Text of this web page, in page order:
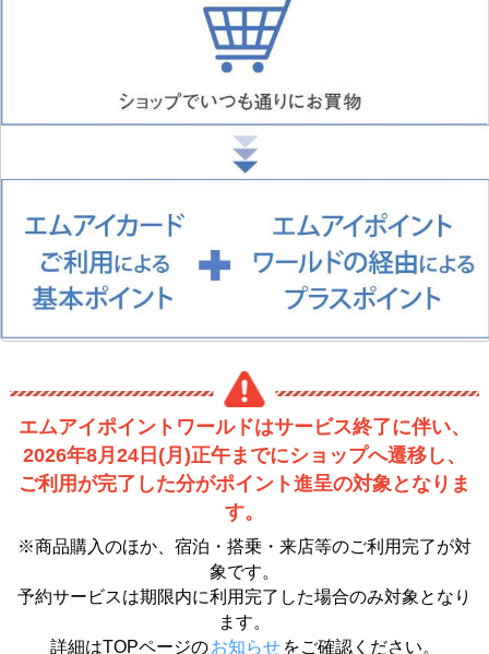
エムアイポイントワールドはサービス終了に伴い、
2026年8月24日(月)正午までにショップへ遷移し、
ご利用が完了した分がポイント進呈の対象となりま
す。
※商品購入のほか、宿泊・搭乗・来店等のご利用完了が対
象です。
予約サービスは期限内に利用完了した場合のみ対象となり
ます。
詳細はTOPページの お知らせ をご確認ください。